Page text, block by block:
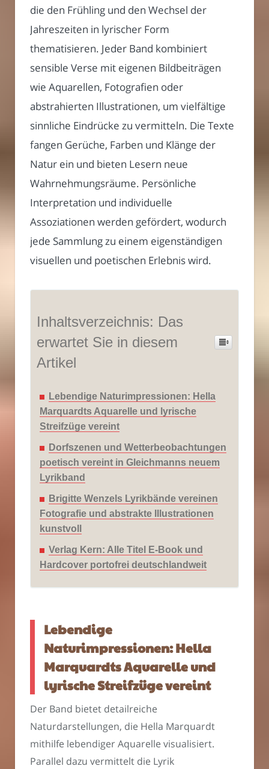
die den Frühling und den Wechsel der
Jahreszeiten in lyrischer Form
thematisieren. Jeder Band kombiniert
sensible Verse mit eigenen Bildbeiträgen
wie Aquarellen, Fotografien oder
abstrahierten Illustrationen, um vielfältige
sinnliche Eindrücke zu vermitteln. Die Texte
fangen Gerüche, Farben und Klänge der
Natur ein und bieten Lesern neue
Wahrnehmungsräume. Persönliche
Interpretation und individuelle
Assoziationen werden gefördert, wodurch
jede Sammlung zu einem eigenständigen
visuellen und poetischen Erlebnis wird.
Inhaltsverzeichnis: Das
erwartet Sie in diesem
Artikel
Lebendige Naturimpressionen: Hella
Marquardts Aquarelle und lyrische
Streifzüge vereint
Dorfszenen und Wetterbeobachtungen
poetisch vereint in Gleichmanns neuem
Lyrikband
Brigitte Wenzels Lyrikbände vereinen
Fotografie und abstrakte Illustrationen
kunstvoll
Verlag Kern: Alle Titel E-Book und
Hardcover portofrei deutschlandweit
Lebendige
Naturimpressionen: Hella
Marquardts Aquarelle und
lyrische Streifzüge vereint
Der Band bietet detailreiche
Naturdarstellungen, die Hella Marquardt
mithilfe lebendiger Aquarelle visualisiert.
Parallel dazu vermittelt die Lyrik